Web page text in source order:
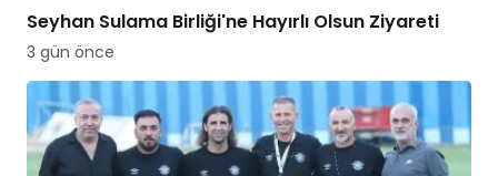
Seyhan Sulama Birliği'ne Hayırlı Olsun Ziyareti
3 gün önce